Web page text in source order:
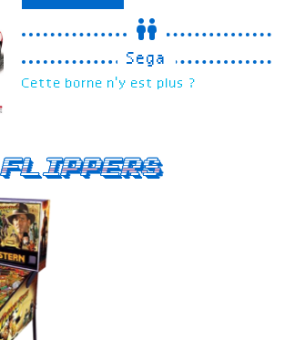
Sega
Cette borne n'y est plus ?
Flippers